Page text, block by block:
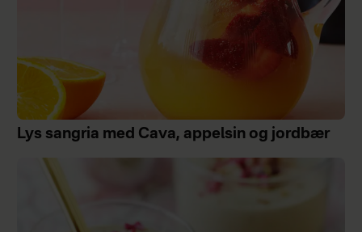
Lys sangria med Cava, appelsin og jordbær